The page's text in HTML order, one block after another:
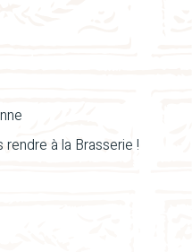
à la Brasserie !